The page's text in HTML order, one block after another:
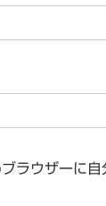
ラウザーに